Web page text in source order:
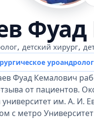
, детский хирург,
Фуад Кемалович
от пациентов.
им. А. И.
с метро